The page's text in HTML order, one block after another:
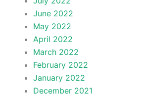
June 2022
May 2022
April 2022
March 2022
February 2022
January 2022
December 2021